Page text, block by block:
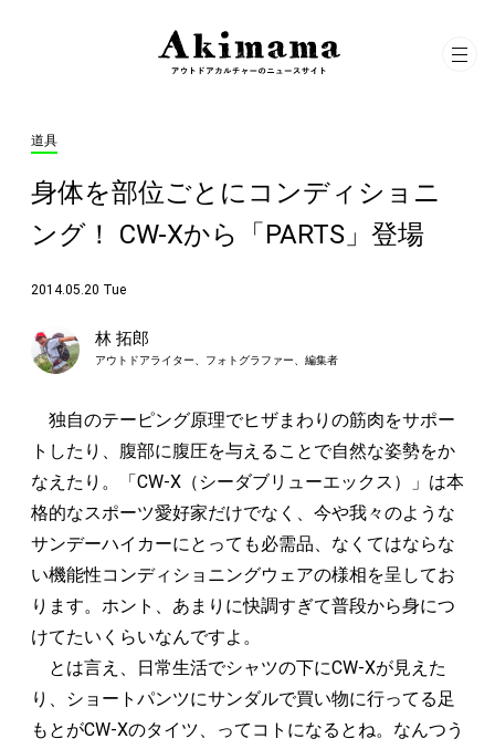
道具
身体を部位ごとにコンディショニ
ング！ CW-Xから「PARTS」登場
2014.05.20 Tue
林 拓郎
アウトドアライター、フォトグラファー、編集者
独自のテーピング原理でヒザまわりの筋肉をサポー
トしたり、腹部に腹圧を与えることで自然な姿勢をか
なえたり。「CW-X（シーダブリューエックス）」は本
格的なスポーツ愛好家だけでなく、今や我々のような
サンデーハイカーにとっても必需品、なくてはならな
い機能性コンディショニングウェアの様相を呈してお
ります。ホント、あまりに快調すぎて普段から身につ
けてたいくらいなんですよ。
とは言え、日常生活でシャツの下にCW-Xが見えた
り、ショートパンツにサンダルで買い物に行ってる足
もとがCW-Xのタイツ、ってコトになるとね。なんつう